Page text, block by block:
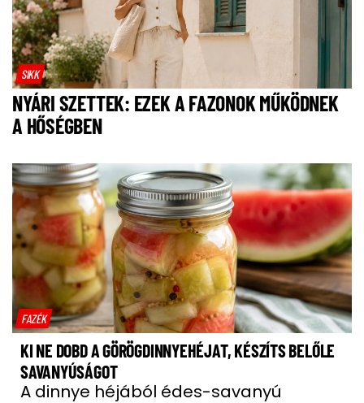
SIKK
NYÁRI SZETTEK: EZEK A FAZONOK MŰKÖDNEK
A HŐSÉGBEN
FAZÉK
KI NE DOBD A GÖRÖGDINNYEHÉJAT, KÉSZÍTS BELŐLE
SAVANYÚSÁGOT
A dinnye héjából édes-savanyú